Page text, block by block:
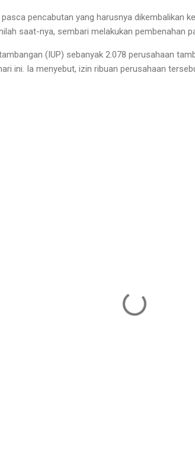
pencabutan yang harusnya dikembalikan
saat-nya, sembari melakukan pembenahan
(IUP) sebanyak 2.078 perusahaan
ini. Ia menyebut, izin ribuan perusahaan